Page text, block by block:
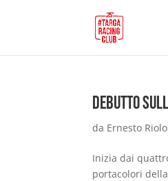
Debutto
da Ernesto Riolo
Inizia dai
portacolori